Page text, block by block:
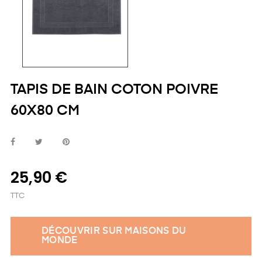
TAPIS DE BAIN COTON POIVRE
60X80 CM
25,90 €
TTC
DÉCOUVRIR SUR MAISONS DU
MONDE